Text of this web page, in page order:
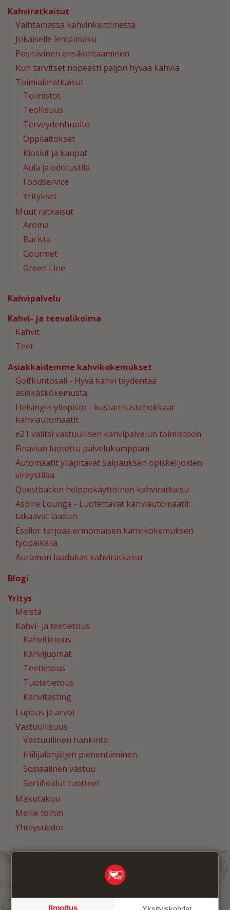
Kahviratkaisut
Vaihtamassa kahvinkeittimestä
Jokaiselle lempimaku
Positiivinen ensikohtaaminen
Kun tarvitset nopeasti paljon hyvää kahvia
Toimialaratkaisut
Toimistot
Teollisuus
Terveydenhuolto
Oppilaitokset
Kioskit ja kaupat
Aula ja odotustila
Foodservice
Yritykset
Muut ratkaisut
Aroma
Barista
Gourmet
Green Line
Kahvipalvelu
Kahvi- ja teevalikoima
Kahvit
Teet
Asiakkaidemme kahvikokemukset
Golfkuntosali - Hyvä kahvi täydentää
asiakaskokemusta
Helsingin yliopisto - kustannustehokkaat
kahviautomaatit
e21 valitsi vastuullisen kahvipalvelun toimistoon
Finavian luotettu palvelukumppani
Automaatit ylläpitävät Salpauksen opiskelijoiden
vireystilaa
Questbackin helppokäyttöinen kahviratkaisu
Aspire Lounge - Luotettavat kahviautomaatit
takaavat laadun
Essilor tarjoaa erinomaisen kahvikokemuksen
työpaikalla
Auramon laadukas kahviratkaisu
Blogi
Yritys
Meistä
Kahvi- ja teetietous
Kahvitietous
Kahvijuomat
Teetietous
Tuotetietous
Kahvitasting
Lupaus ja arvot
Vastuullisuus
Vastuullinen hankinta
Hiilijalanjäljen pienentäminen
Sosiaalinen vastuu
Sertifioidut tuotteet
Makutakuu
Meille töihin
Yhteystiedot
Kahviblogi
Ilmoitus Yksityiskohdat